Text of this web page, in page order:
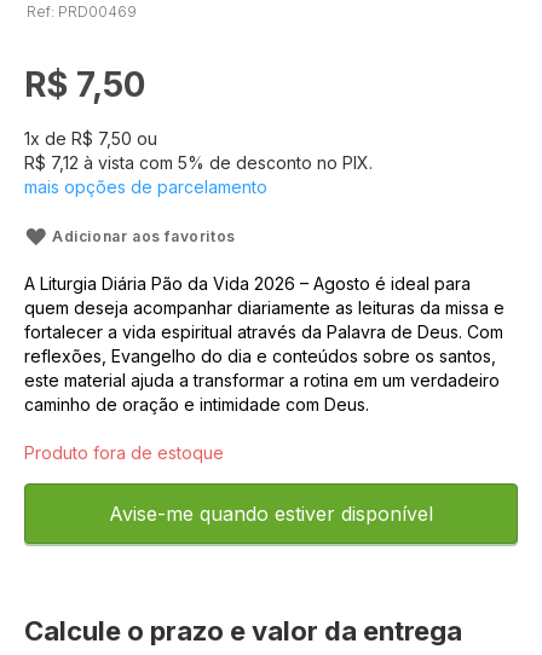
Galeria
imagens
da
de
imagens
Ref: PRD00469
R$ 7,50
1x de R$ 7,50 ou
R$ 7,12 à vista com 5% de desconto no PIX.
mais opções de parcelamento
Adicionar aos favoritos
A Liturgia Diária Pão da Vida 2026 – Agosto é ideal para
quem deseja acompanhar diariamente as leituras da missa e
fortalecer a vida espiritual através da Palavra de Deus. Com
reflexões, Evangelho do dia e conteúdos sobre os santos,
este material ajuda a transformar a rotina em um verdadeiro
caminho de oração e intimidade com Deus.
Produto fora de estoque
Avise-me quando estiver disponível
Calcule o prazo e valor da entrega